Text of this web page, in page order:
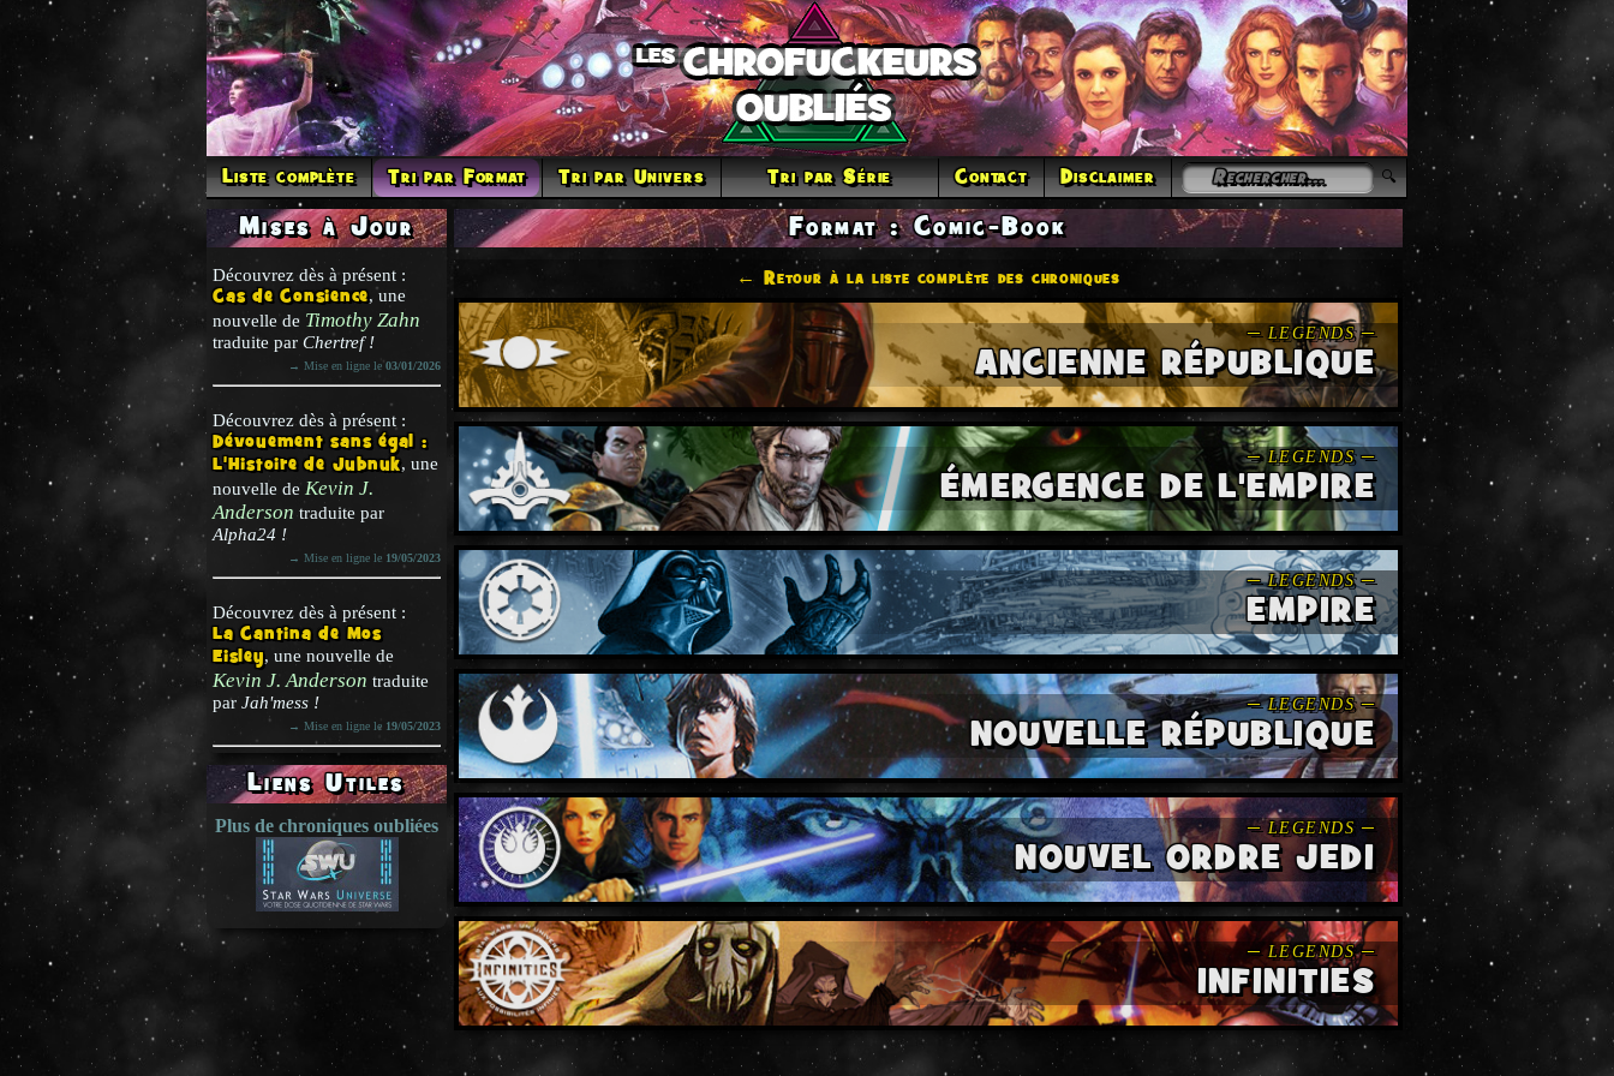
Liste complète Tri par Format Tri par Univers Tri par Série Contact Disclaimer
Mises à Jour
Découvrez dès à présent :
Cas de Consience, une
nouvelle de Timothy Zahn
traduite par Chertref !
→ Mise en ligne le03/01/2026
Découvrez dès à présent :
Dévouement sans égal :
L'Histoire de Jubnuk, une
nouvelle de Kevin J.
Anderson traduite par
Alpha24 !
→ Mise en ligne le 19/05/2023
Découvrez dès à présent :
La Cantina de Mos
Eisley, une nouvelle de
Kevin J. Anderson traduite
par Jah'mess !
→ Mise en ligne le 19/05/2023
Liens Utiles
Plus de chroniques oubliées
Format : Comic-Book
← Retour à la liste complète des chroniques
ANCIENNE RÉPUBLIQUE
ÉMERGENCE DE L'EMPIRE
EMPIRE
NOUVELLE RÉPUBLIQUE
NOUVEL ORDRE JEDI
INFINITIES